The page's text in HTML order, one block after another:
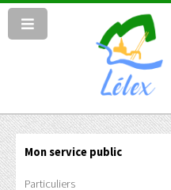
Mon service public
Particuliers